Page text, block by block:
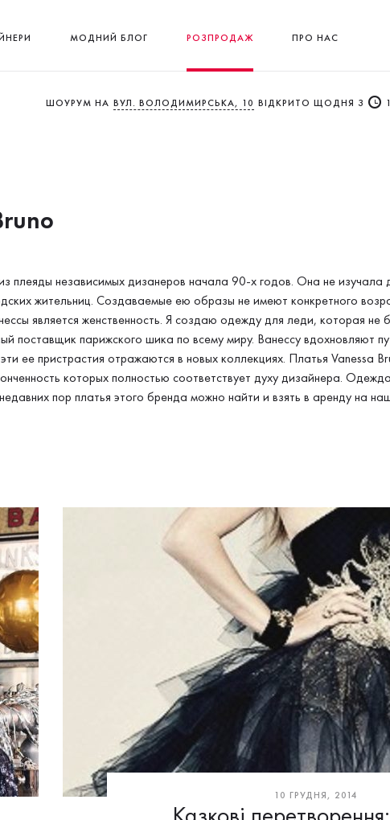
МОДНИЙ БЛОГ РОЗПРОДАЖ ПРО НАС
ШОУРУМ НА ВУЛ. ВОЛОДИМИРСЬКА, 10 ВІДКРИТО ЩОДНЯ З
плеяды независимых дизанеров начала 90-х годов. Она не
жительниц. Создаваемые ею образы не имеют конкретного
является женственность. Я создаю одежду для леди, которая не
поставщик парижского шика по всему миру. Ванессу вдохновляют
ее пристрастия отражаются в новых коллекциях. Платья Vanessa
которых полностью соответствует духу дизайнера.
пор платья этого бренда можно найти и взять в аренду на
10 ГРУДНЯ, 2014